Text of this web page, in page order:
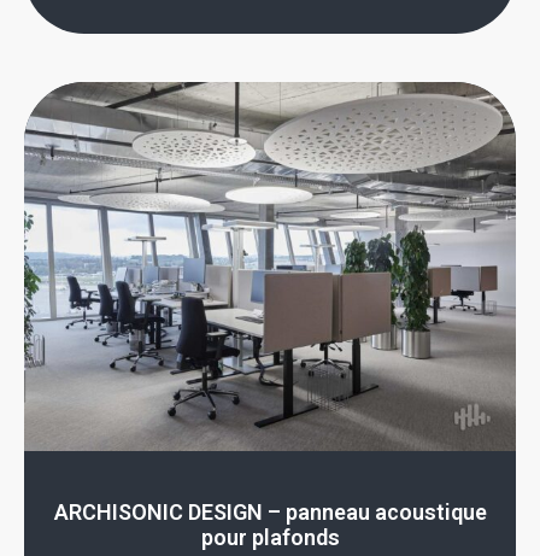
ARCHISONIC DESIGN – panneau acoustique
pour plafonds